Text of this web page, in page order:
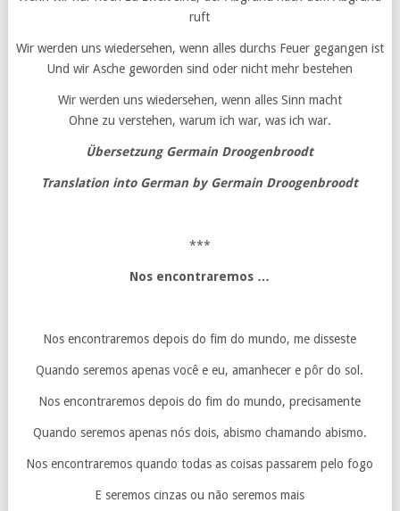
ruft
Wir werden uns wiedersehen, wenn alles durchs Feuer gegangen ist
Und wir Asche geworden sind oder nicht mehr bestehen
Wir werden uns wiedersehen, wenn alles Sinn macht
Ohne zu verstehen, warum ich war, was ich war.
Übersetzung Germain Droogenbroodt
Translation into German by Germain Droogenbroodt
***
Nos encontraremos …
Nos encontraremos depois do fim do mundo, me disseste
Quando seremos apenas você e eu, amanhecer e pôr do sol.
Nos encontraremos depois do fim do mundo, precisamente
Quando seremos apenas nós dois, abismo chamando abismo.
Nos encontraremos quando todas as coisas passarem pelo fogo
E seremos cinzas ou não seremos mais